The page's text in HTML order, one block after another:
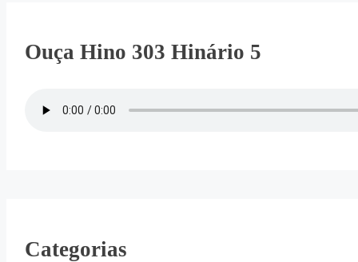
Ouça Hino 303 Hinário 5
Categorias